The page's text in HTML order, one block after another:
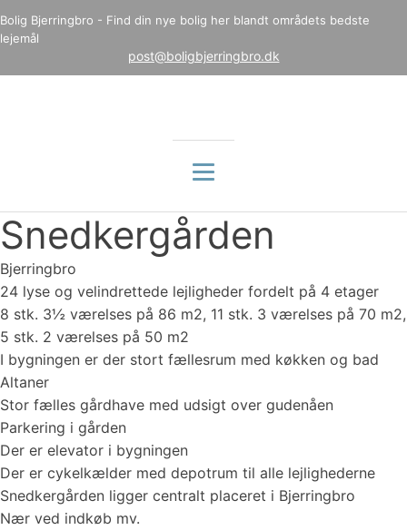
Bolig Bjerringbro - Find din nye bolig her blandt områdets bedste
lejemål
post@boligbjerringbro.dk
Snedkergården
Bjerringbro
24 lyse og velindrettede lejligheder fordelt på 4 etager
8 stk. 3½ værelses på 86 m2, 11 stk. 3 værelses på 70 m2,
5 stk. 2 værelses på 50 m2
I bygningen er der stort fællesrum med køkken og bad
Altaner
Stor fælles gårdhave med udsigt over gudenåen
Parkering i gården
Der er elevator i bygningen
Der er cykelkælder med depotrum til alle lejlighederne
Snedkergården ligger centralt placeret i Bjerringbro
Nær ved indkøb mv.